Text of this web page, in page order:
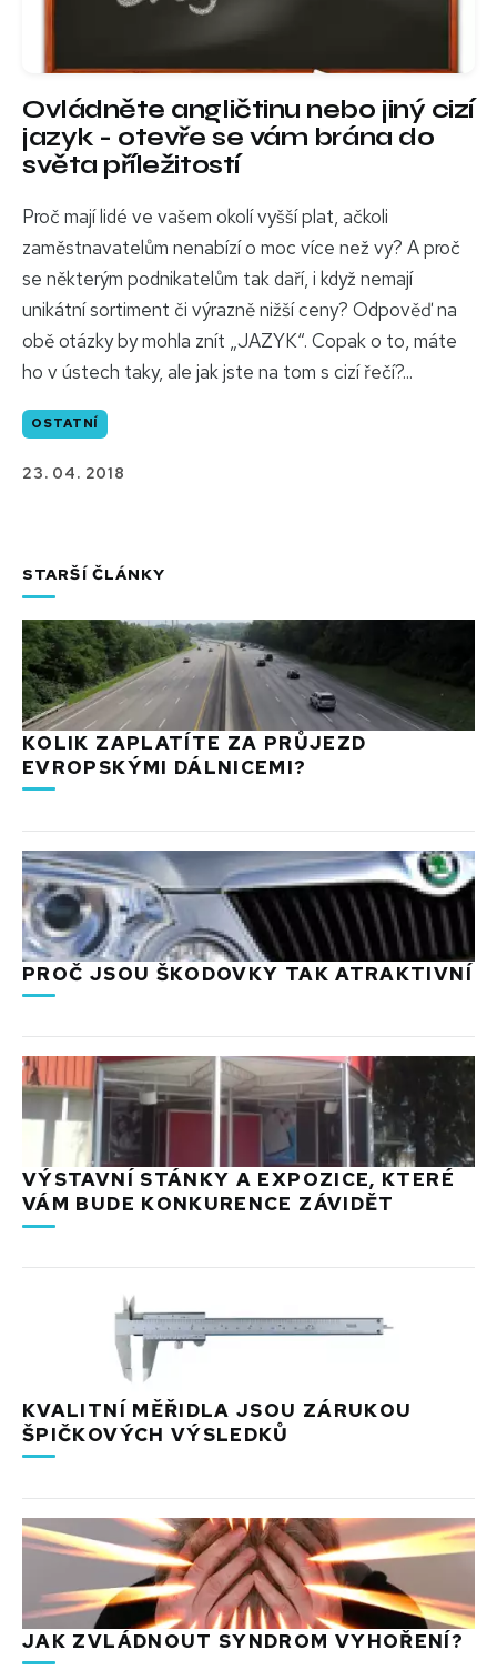
Ovládněte angličtinu nebo jiný cizí
jazyk - otevře se vám brána do
světa příležitostí
Proč mají lidé ve vašem okolí vyšší plat, ačkoli
zaměstnavatelům nenabízí o moc více než vy? A proč
se některým podnikatelům tak daří, i když nemají
unikátní sortiment či výrazně nižší ceny? Odpověď na
obě otázky by mohla znít „JAZYK“. Copak o to, máte
ho v ústech taky, ale jak jste na tom s cizí řečí?...
OSTATNÍ
23. 04. 2018
STARŠÍ ČLÁNKY
KOLIK ZAPLATÍTE ZA PRŮJEZD
EVROPSKÝMI DÁLNICEMI?
PROČ JSOU ŠKODOVKY TAK ATRAKTIVNÍ
VÝSTAVNÍ STÁNKY A EXPOZICE, KTERÉ
VÁM BUDE KONKURENCE ZÁVIDĚT
KVALITNÍ MĚŘIDLA JSOU ZÁRUKOU
ŠPIČKOVÝCH VÝSLEDKŮ
JAK ZVLÁDNOUT SYNDROM VYHOŘENÍ?